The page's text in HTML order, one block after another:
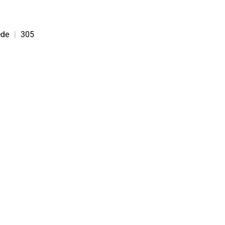
| 305